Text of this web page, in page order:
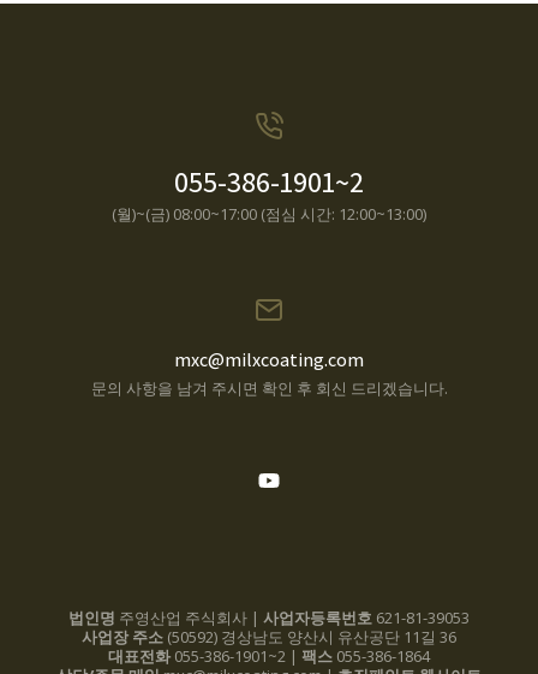
055-386-1901~2
(월)~(금) 08:00~17:00 (점심 시간: 12:00~13:00)
mxc@milxcoating.com
문의 사항을 남겨 주시면 확인 후 회신 드리겠습니다.
법인명 주영산업 주식회사 | 사업자등록번호 621-81-39053
사업장 주소 (50592) 경상남도 양산시 유산공단 11길 36
대표전화 055-386-1901~2 | 팩스 055-386-1864